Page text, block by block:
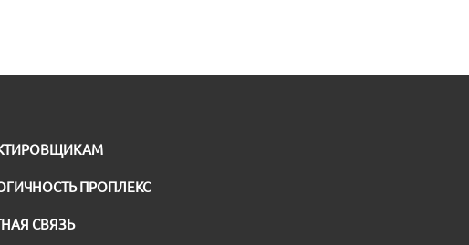
ПРОПЛЕКС
СВЯЗЬ